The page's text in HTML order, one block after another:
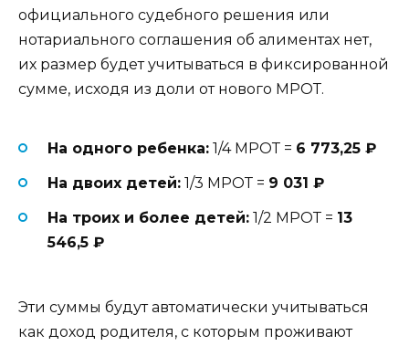
официального судебного решения или
нотариального соглашения об алиментах нет,
их размер будет учитываться в фиксированной
сумме, исходя из доли от нового МРОТ.
На одного ребенка: 1/4 МРОТ = 6 773,25 ₽
На двоих детей: 1/3 МРОТ = 9 031 ₽
На троих и более детей: 1/2 МРОТ = 13
546,5 ₽
Эти суммы будут автоматически учитываться
как доход родителя, с которым проживают